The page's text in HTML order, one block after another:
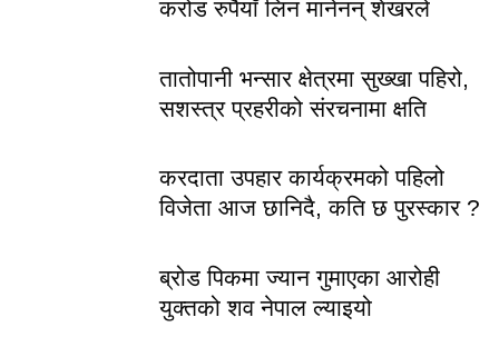
करोड रुपैयाँ लिन मानेनन् शेखरले
तातोपानी भन्सार क्षेत्रमा सुख्खा पहिरो,
सशस्त्र प्रहरीको संरचनामा क्षति
करदाता उपहार कार्यक्रमको पहिलो
विजेता आज छानिदै, कति छ पुरस्कार ?
ब्रोड पिकमा ज्यान गुमाएका आरोही
युक्तको शव नेपाल ल्याइयो